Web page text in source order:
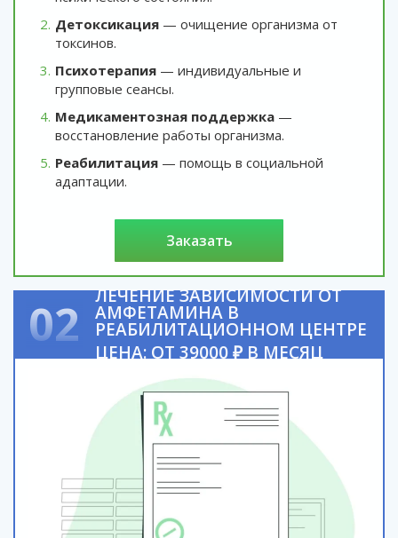
Детоксикация — очищение организма от
токсинов.
Психотерапия — индивидуальные и
групповые сеансы.
Медикаментозная поддержка —
восстановление работы организма.
Реабилитация — помощь в социальной
адаптации.
заказать
02 ЛЕЧЕНИЕ ЗАВИСИМОСТИ ОТ
АМФЕТАМИНА В
РЕАБИЛИТАЦИОННОМ ЦЕНТРЕ
ЦЕНА: ОТ 39000 ₽ В МЕСЯЦ